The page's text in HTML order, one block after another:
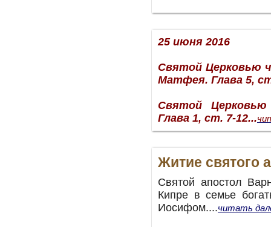
25 июня 2016
Святой Церковью
Матфея. Глава 5,
Святой
Глава 1, ст. 7-12...
Житие святого
Святой апостол
Кипре в семье
Иосифом....читать